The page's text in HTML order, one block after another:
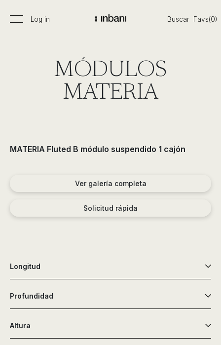
de
baños,
siguiendo
las
y
muebles,
lavabos,
bañeras,
platos
Menú
Log in Buscar Favs(0)
MÓDULOS
MATERIA
MATERIA Fluted B módulo suspendido 1 cajón
Ver galería completa
Solicitud rápida
Longitud
Profundidad
Altura